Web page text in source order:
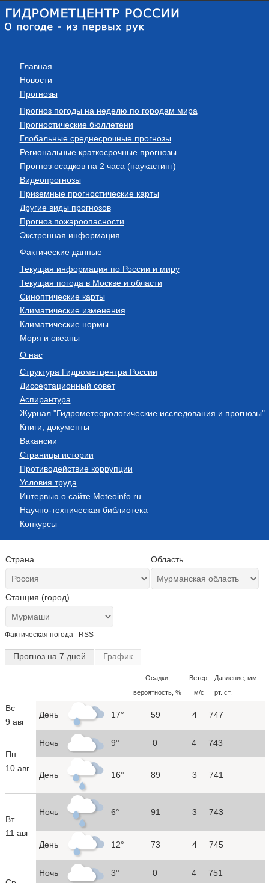
Главная
Новости
Прогнозы
Прогноз погоды на неделю по городам мира
Прогностические бюллетени
Глобальные среднесрочные прогнозы
Региональные краткосрочные прогнозы
Прогноз осадков на 2 часа (наукастинг)
Видеопрогнозы
Приземные прогностические карты
Другие виды прогнозов
Прогноз пожароопасности
Экстренная информация
Фактические данные
Текущая информация по России и миру
Текущая погода в Москве и области
Синоптические карты
Климатические изменения
Климатические нормы
Моря и океаны
О нас
Структура Гидрометцентра России
Диссертационный совет
Аспирантура
Журнал "Гидрометеорологические исследования и прогнозы"
Книги, документы
Вакансии
Страницы истории
Противодействие коррупции
Условия труда
Интервью о сайте Meteoinfo.ru
Научно-техническая библиотека
Конкурсы
Страна Область
Станция (город)
Фактическая погода RSS
Прогноз на 7 дней График
Осадки,
вероятность, %
Ветер,
м/с
Давление, мм
рт. ст.
Вс
9 авг
День 17° 59 4 747
Пн
10 авг
Ночь 9° 0 4 743
День 16° 89 3 741
Вт
11 авг
Ночь 6° 91 3 743
День 12° 73 4 745
Ночь 3° 0 4 751